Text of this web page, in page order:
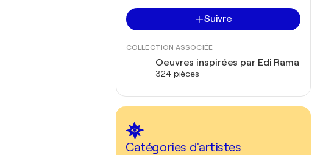
Suivre
COLLECTION ASSOCIÉE
Oeuvres inspirées par Edi Rama
324 pièces
Catégories d'artistes